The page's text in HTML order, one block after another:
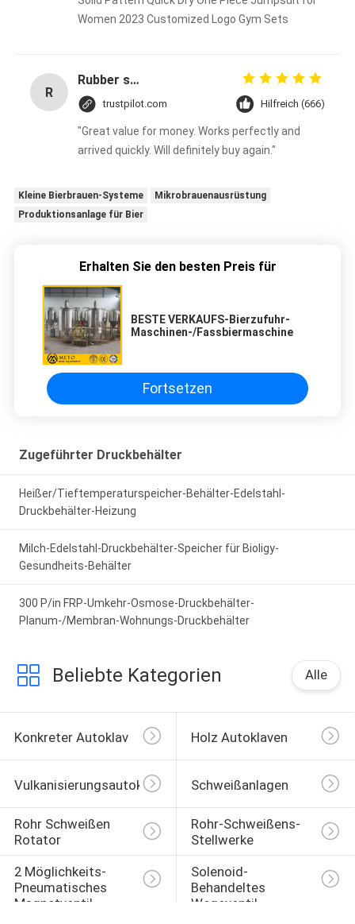
Women 2023 Customized Logo Gym Sets
R
Rubber solid forklift tires For material handling forklift
trustpilot.com Hilfreich (666)
"Great value for money. Works perfectly and
arrived quickly. Will definitely buy again."
Kleine Bierbrauen-Systeme
Mikrobrauenausrüstung
Produktionsanlage für Bier
Erhalten Sie den besten Preis für
BESTE VERKAUFS-Bierzufuhr-
Maschinen-/Fassbiermaschine
Fortsetzen
Zugeführter Druckbehälter
Heißer/Tieftemperaturspeicher-Behälter-Edelstahl-
Druckbehälter-Heizung
Milch-Edelstahl-Druckbehälter-Speicher für Bioligy-
Gesundheits-Behälter
300 P/in FRP-Umkehr-Osmose-Druckbehälter-
Planum-/Membran-Wohnungs-Druckbehälter
Beliebte Kategorien Alle
Konkreter Autoklav Holz Autoklaven
Vulkanisierungsautoklav Schweißanlagen
Rohr Schweißen
Rotator
Rohr-Schweißens-
Stellwerke
2 Möglichkeits-
Pneumatisches
Magnetventil
Solenoid-
Behandeltes
Wegeventil